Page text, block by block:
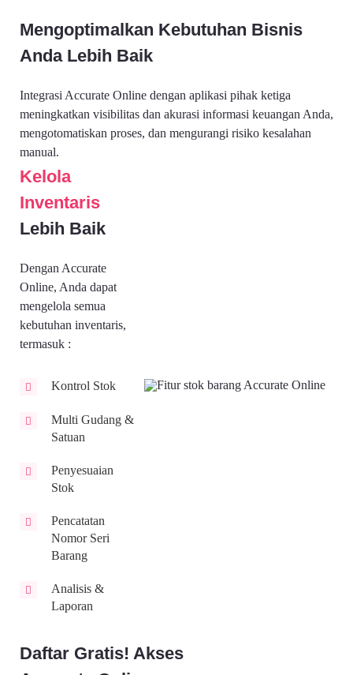
Mengoptimalkan Kebutuhan Bisnis
Anda Lebih Baik
Integrasi Accurate Online dengan aplikasi pihak ketiga
meningkatkan visibilitas dan akurasi informasi keuangan Anda,
mengotomatiskan proses, dan mengurangi risiko kesalahan
manual.
Kelola
Inventaris
Lebih Baik
Dengan Accurate
Online, Anda dapat
mengelola semua
kebutuhan inventaris,
termasuk :
Kontrol Stok
Multi Gudang &
Satuan
Penyesuaian
Stok
Pencatatan
Nomor Seri
Barang
Analisis &
Laporan
Daftar Gratis! Akses